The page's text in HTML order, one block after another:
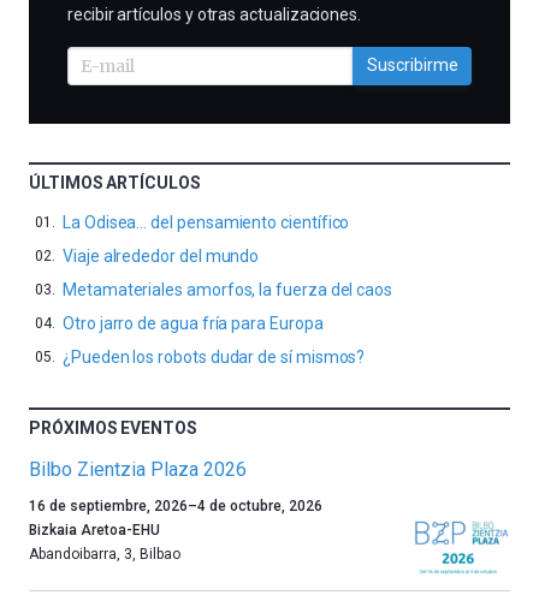
recibir artículos y otras actualizaciones.
Suscribirme
ÚLTIMOS ARTÍCULOS
La Odisea… del pensamiento científico
Viaje alrededor del mundo
Metamateriales amorfos, la fuerza del caos
Otro jarro de agua fría para Europa
¿Pueden los robots dudar de sí mismos?
PRÓXIMOS EVENTOS
Bilbo Zientzia Plaza 2026
Un
año
más,
16 de septiembre, 2026–4 de octubre, 2026
Bizkaia Aretoa-EHU
Abandoibarra, 3 Bilbao